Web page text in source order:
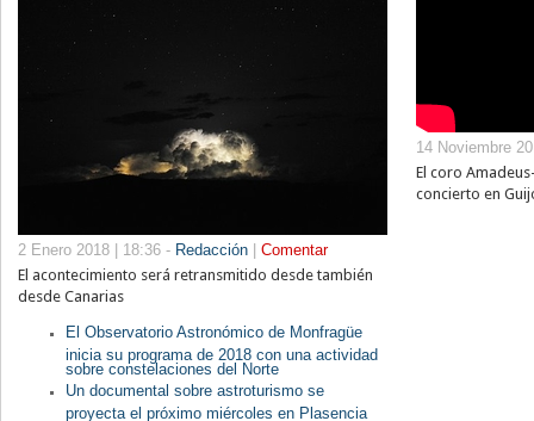
2 Enero 2018 | 18:36 - Redacción
Comentar
El acontecimiento será retransmitido desde también
desde Canarias
El Observatorio Astronómico de Monfragüe
inicia su programa de 2018 con una actividad
sobre constelaciones del Norte
Un documental sobre astroturismo se
proyecta el próximo miércoles en Plasencia
14 Noviembre
El coro
concierto en